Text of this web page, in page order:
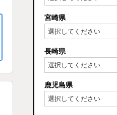
宮崎県
長崎県
鹿児島県